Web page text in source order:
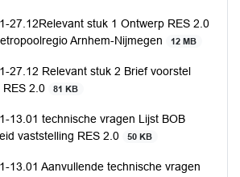
27.12Relevant stuk 1 Ontwerp RES 2.0
Arnhem-Nijmegen
12 MB
27.12 Relevant stuk 2 Brief voorstel
2.0
81 KB
13.01 technische vragen Lijst BOB
vaststelling RES 2.0
50 KB
13.01 Aanvullende technische vragen